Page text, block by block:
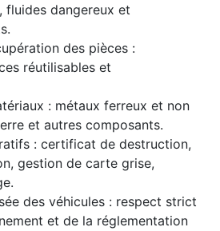
fluides dangereux et
des pièces :
réutilisables et
: métaux ferreux et non
et autres composants.
: certificat de destruction,
gestion de carte grise,
des véhicules : respect strict
et de la réglementation